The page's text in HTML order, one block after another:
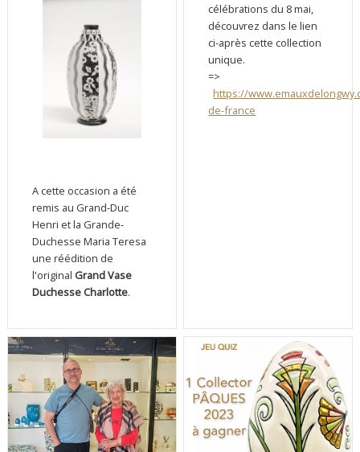
A cette occasion a été
remis au Grand-Duc
Henri et la Grande-
Duchesse Maria Teresa
une réédition de
l'original Grand Vase
Duchesse Charlotte.
célébrations du 8 mai,
découvrez dans le lien
ci-après cette collection
unique.
=>
https://
de-france